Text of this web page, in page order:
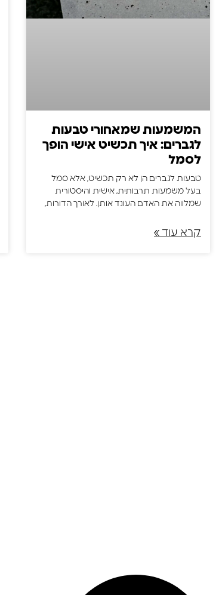
המשמעות שמאחורי טבעות
לגברים: איך תכשיט אישי הופך
לסמל
טבעות לגברים הן לא רק תכשיט, אלא סמל
בעל משמעות תרבותית, אישית והיסטורית
שמלווה את האדם העונד אותן. לאורך הדורות,
קרא עוד »